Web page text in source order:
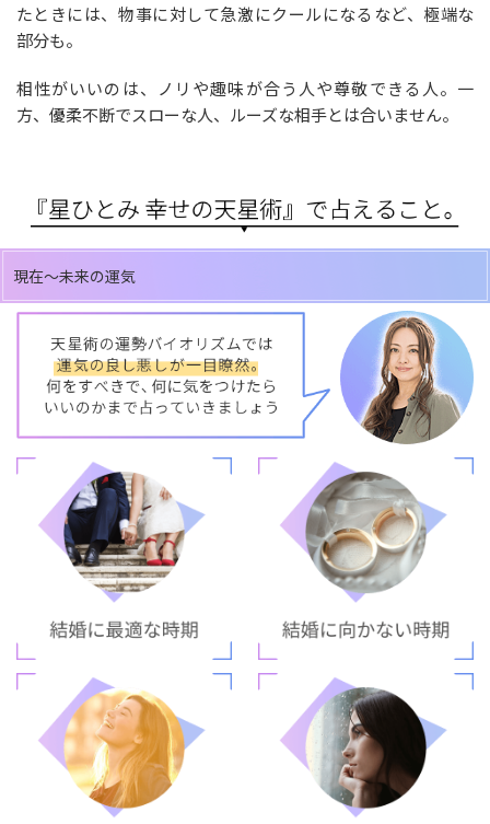
たときには、物事に対して急激にクールになるなど、極端な
部分も。
相性がいいのは、ノリや趣味が合う人や尊敬できる人。一
方、優柔不断でスローな人、ルーズな相手とは合いません。
現在～未来の運気